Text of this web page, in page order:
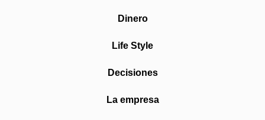
Dinero
Life Style
Decisiones
La empresa